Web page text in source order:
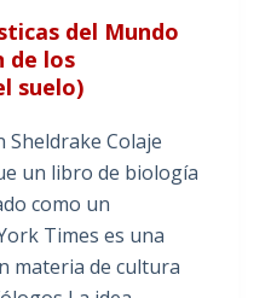
del Mundo
de los
suelo)
Sheldrake Colaje
un libro de biología
como un
Times es una
materia de cultura